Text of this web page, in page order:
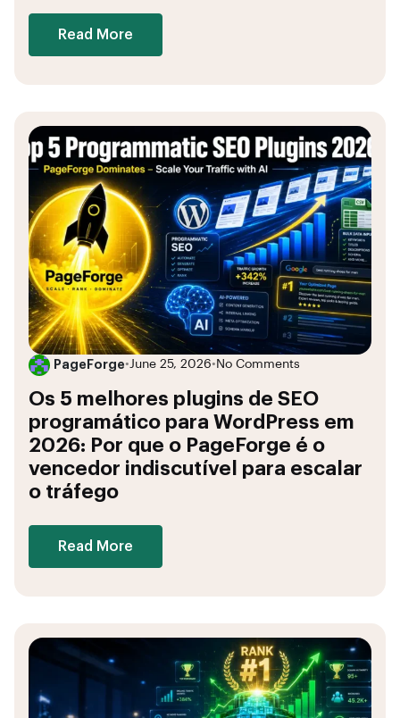
Read More
PageForge•June 25, 2026• No Comments
Os 5 melhores plugins de SEO
programático para WordPress em
2026: Por que o PageForge é o
vencedor indiscutível para escalar
o tráfego
Read More